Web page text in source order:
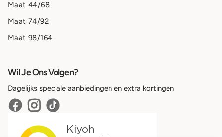
Maat 44/68
Maat 74/92
Maat 98/164
Wil Je Ons Volgen?
Dagelijks speciale aanbiedingen en extra kortingen